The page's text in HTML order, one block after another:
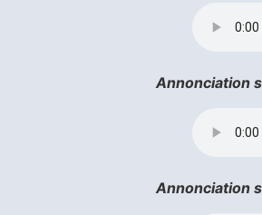
Annonciation
Annonciation